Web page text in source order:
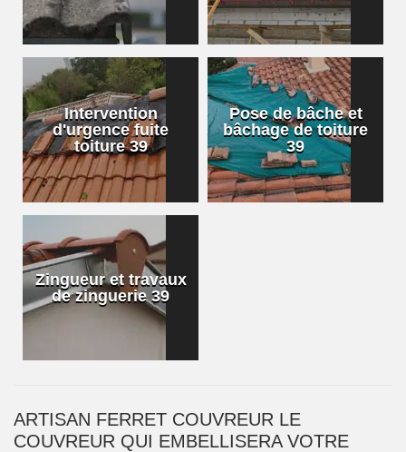
Intervention
d'urgence fuite
toiture 39
Pose de bâche et
bâchage de toiture
39
Zingueur et travaux
de zinguerie 39
ARTISAN FERRET COUVREUR LE
COUVREUR QUI EMBELLISERA VOTRE